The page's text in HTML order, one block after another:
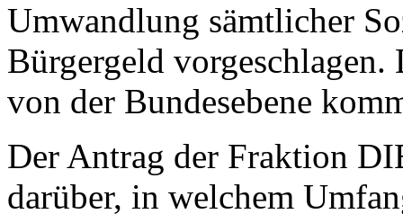
Umwandlung sämtlicher
Bürgergeld
von der Bundesebene
Der Antrag der Fraktion
darüber, in welchem